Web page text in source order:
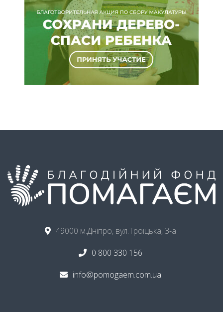
49000 м.Дніпро, вул.Троїцька, 3-а
0 800 330 156
info@pomogaem.com.ua